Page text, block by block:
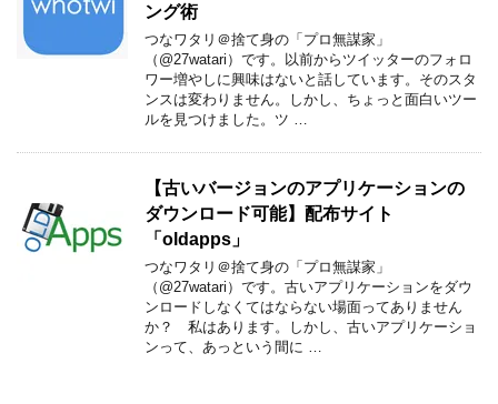
ング術
つなワタリ＠捨て身の「プロ無謀家」
（@27watari）です。以前からツイッターのフォロ
ワー増やしに興味はないと話しています。そのスタ
ンスは変わりません。しかし、ちょっと面白いツー
ルを見つけました。ツ …
【古いバージョンのアプリケーションの
ダウンロード可能】配布サイト
「oldapps」
つなワタリ＠捨て身の「プロ無謀家」
（@27watari）です。古いアプリケーションをダウ
ンロードしなくてはならない場面ってありません
か？ 私はあります。しかし、古いアプリケーショ
ンって、あっという間に …